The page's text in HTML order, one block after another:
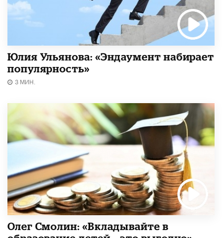
Юлия Ульянова: «Эндаумент набирает
популярность»
3 МИН.
Олег Смолин: «Вкладывайте в